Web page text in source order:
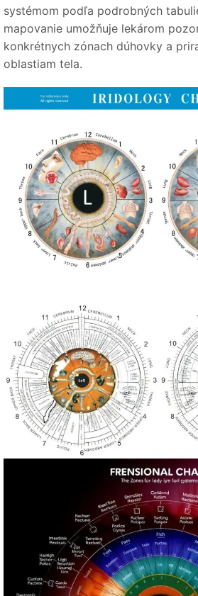
systémom podľa podrobných
mapovanie umožňuje lekárom
konkrétnych zónach dúhovky a
oblastiam tela.